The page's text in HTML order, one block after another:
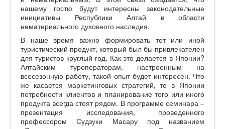
нашему гостю будут интересны законодательные
инициативы Республики Алтай в области
нематериального духовного наследия.
В наше время важно формировать тот или иной
туристический продукт, который был бы привлекателен
для туристов круглый год. Как это делается в Японии?
Алтайским туроператорам, настроенным на
всесезонную работу, такой опыт будет интересен. Что
же касается маркетинговых стратегий, то в Японии
потребности клиентов и планирование того или иного
продукта всегда стоят рядом. В программе семинара –
презентация исследования, проведенного
профессором Судзуки Масару под названием